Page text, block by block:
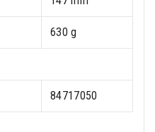
630 g
84717050